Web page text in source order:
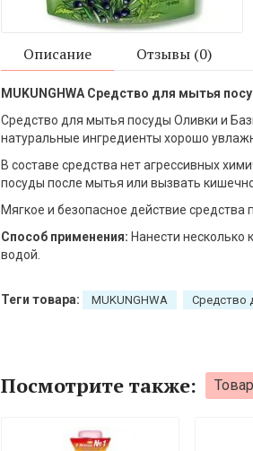
Описание Отзывы (0)
MUKUNGHWA Средство для мытья
Средство для мытья посуды Оливки и
натуральные ингредиенты хорошо
В составе средства нет агрессивных
посуды после мытья или вызвать
Мягкое и безопасное действие средства
Способ применения: Нанести несколько
водой.
Теги товара: MUKUNGHWA Средство
Посмотрите также: